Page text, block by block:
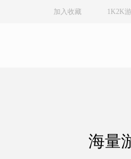
加入收藏 1K2K
海量